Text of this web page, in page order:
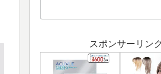
スポンサーリンク